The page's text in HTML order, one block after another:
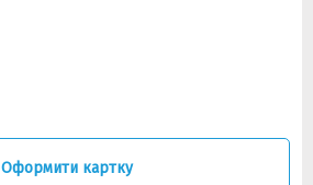
Оформити картку